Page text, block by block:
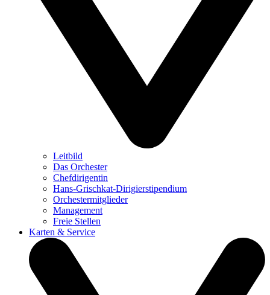
Leitbild
Das Orchester
Chefdirigentin
Hans-Grischkat-Dirigierstipendium
Orchestermitglieder
Management
Freie Stellen
Karten & Service